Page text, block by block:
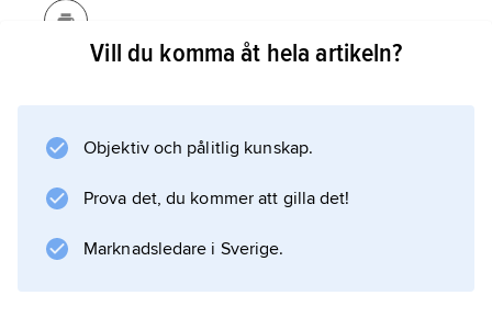
text) även ses i ljuset av ekonomiska och
demografiska förändringar som missgynnade
partiet.
Vill du komma åt hela artikeln?
Objektiv och pålitlig kunskap.
Prova det, du kommer att gilla det!
Marknadsledare i Sverige.